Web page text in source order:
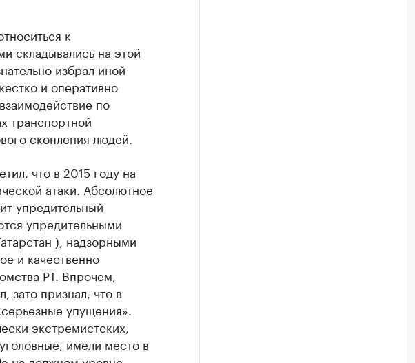
к
складывались на этой
избрал иной
и оперативно
по
транспортной
скопления людей.
что в 2015 году на
атаки. Абсолютное
упредительный
упредительными
), надзорными
и качественно
РТ. Впрочем,
зато признал, что в
упущения».
экстремистских,
имели место в